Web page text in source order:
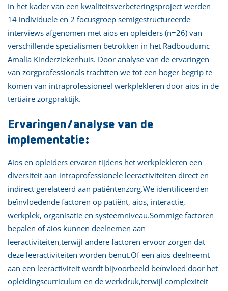
In het kader van een kwaliteitsverbeteringsproject werden
14 individuele en 2 focusgroep semigestructureerde
interviews afgenomen met aios en opleiders (n=26) van
verschillende specialismen betrokken in het Radboudumc
Amalia Kinderziekenhuis. Door analyse van de ervaringen
van zorgprofessionals trachtten we tot een hoger begrip te
komen van intraprofessioneel werkplekleren door aios in de
tertiaire zorgpraktijk.
Ervaringen/analyse van de
implementatie:
Aios en opleiders ervaren tijdens het werkplekleren een
diversiteit aan intraprofessionele leeractiviteiten direct en
indirect gerelateerd aan patiëntenzorg.We identificeerden
beïnvloedende factoren op patiënt, aios, interactie,
werkplek, organisatie en systeemniveau.Sommige factoren
bepalen of aios kunnen deelnemen aan
leeractiviteiten,terwijl andere factoren ervoor zorgen dat
deze leeractiviteiten worden benut.Of een aios deelneemt
aan een leeractiviteit wordt bijvoorbeeld beïnvloed door het
opleidingscurriculum en de werkdruk,terwijl complexiteit